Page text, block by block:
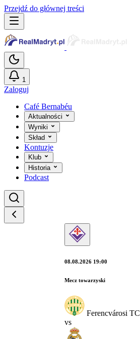
Przejdź do głównej treści
1
Zaloguj
Café Bernabéu
Aktualności
Wyniki
Skład
Kontuzje
Klub
Historia
Podcast
08.08.2026 19:00
Mecz towarzyski
Ferencvárosi TC
vs